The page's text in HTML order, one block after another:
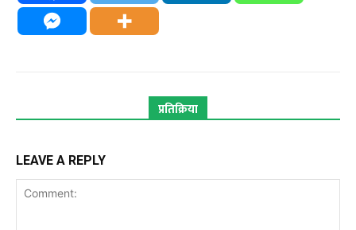
प्रतिक्रिया
LEAVE A REPLY